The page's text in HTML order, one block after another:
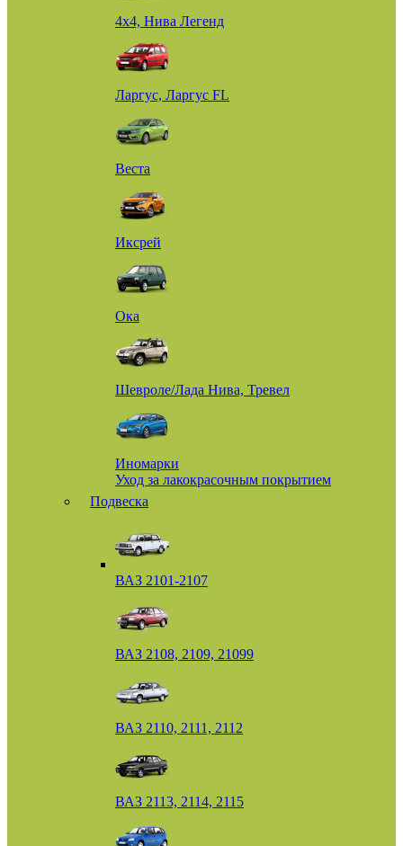
4х4, Нива Легенд
Ларгус, Ларгус FL
Веста
Иксрей
Ока
Шевроле/Лада Нива, Тревел
Иномарки
Уход за лакокрасочным покрытием
Подвеска
ВАЗ 2101-2107
ВАЗ 2108, 2109, 21099
ВАЗ 2110, 2111, 2112
ВАЗ 2113, 2114, 2115